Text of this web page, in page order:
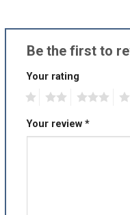
Be the first to
Your rating
Your review *